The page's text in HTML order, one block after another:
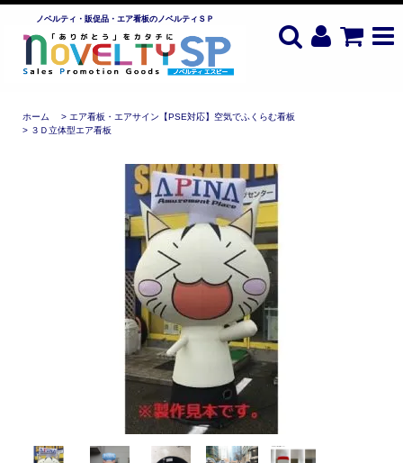
ノベルティ・販促品・エア看板のノベルティＳＰ
ホーム > エア看板・エアサイン【PSE対応】空気でふくらむ看板
> ３Ｄ立体型エア看板